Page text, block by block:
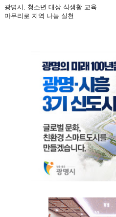
광명시, 청소년 대상 식생활 교육
마무리로 지역 나눔 실천